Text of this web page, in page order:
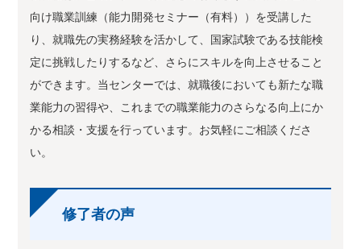
向け職業訓練（能力開発セミナー（有料））を受講した
り、就職先の実務経験を活かして、国家試験である技能検
定に挑戦したりするなど、さらにスキルを向上させること
ができます。当センターでは、就職後においても新たな職
業能力の習得や、これまでの職業能力のさらなる向上にか
かる相談・支援を行っています。お気軽にご相談くださ
い。
修了者の声